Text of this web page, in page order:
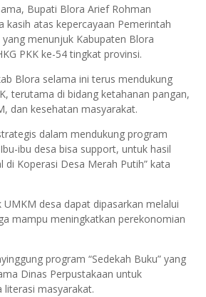
Bupati Blora Arief Rohman
kasih atas kepercayaan Pemerintah
yang menunjuk Kabupaten Blora
PKK ke-54 tingkat provinsi.
Blora selama ini terus mendukung
terutama di bidang ketahanan pangan,
dan kesehatan masyarakat.
dalam mendukung program
ibu desa bisa support, untuk hasil
di Koperasi Desa Merah Putih” kata
desa dapat dipasarkan melalui
mampu meningkatkan perekonomian
program “Sedekah Buku” yang
Dinas Perpustakaan untuk
literasi masyarakat.